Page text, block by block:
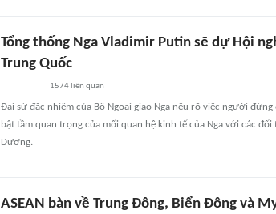
Tổng thống Nga Vladimir Putin sẽ dự Hội
Trung Quốc
1574liên quan
Đại sứ đặc nhiệm của Bộ Ngoại giao Nga nêu rõ việc người
bật tầm quan trọng của mối quan hệ kinh tế của Nga với các
Dương.
ASEAN bàn về Trung Đông, Biển Đông và